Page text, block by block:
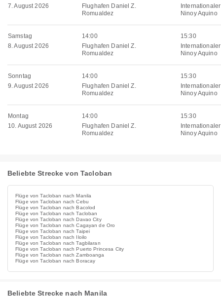
7. August 2026
Flughafen Daniel Z.
Romualdez
Ninoy Aquino
Samstag
8. August 2026
14:00
Flughafen Daniel Z.
Romualdez
15:30
Ninoy Aquino
Sonntag
9. August 2026
14:00
Flughafen Daniel Z.
Romualdez
15:30
Ninoy Aquino
Montag
10. August 2026
14:00
Flughafen Daniel Z.
Romualdez
15:30
Ninoy Aquino
Beliebte Strecke von Tacloban
Flüge von Tacloban nach Manila
Flüge von Tacloban nach Cebu
Flüge von Tacloban nach Bacolod
Flüge von Tacloban nach Tacloban
Flüge von Tacloban nach Davao City
Flüge von Tacloban nach Cagayan de Oro
Flüge von Tacloban nach Taipei
Flüge von Tacloban nach Iloilo
Flüge von Tacloban nach Tagbilaran
Flüge von Tacloban nach Puerto Princesa City
Flüge von Tacloban nach Zamboanga
Flüge von Tacloban nach Boracay
Beliebte Strecke nach Manila